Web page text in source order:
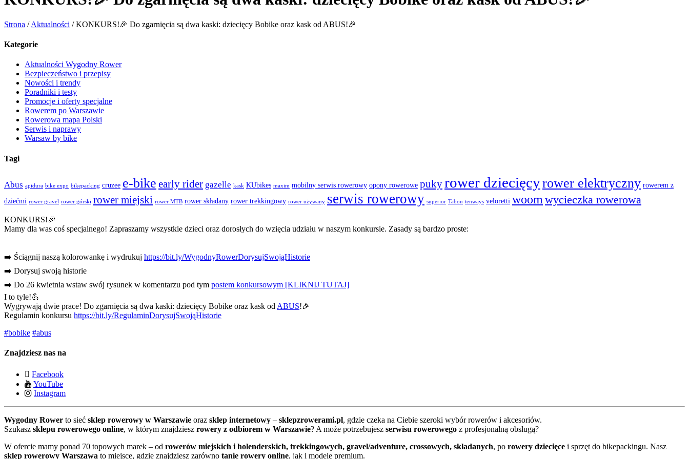
Strona /Aktualności /KONKURS!🎉 Do zgarnięcia są dwa kaski: dziecięcy Bobike oraz kask od ABUS!🎉
Kategorie
Aktualności Wygodny Rower
Bezpieczeństwo i przepisy
Nowości i trendy
Poradniki i testy
Promocje i oferty specjalne
Rowerem po Warszawie
Rowerowa mapa Polski
Serwis i naprawy
Warsaw by bike
Tagi
Abus apidura bike expo bikepacking cruzee e-bike early rider gazelle kask KUbikes maxim mobilny serwis rowerowy opony rowerowe pukyrower dziecięcyrower elektryczny rowerem z
dziećmi rower gravel rower górski rower miejski rower MTB rower składany rower trekkingowy rower używany serwis rowerowy superior Tabou tenways veloretti woom wycieczka rowerowa
KONKURS!🎉
Mamy dla was coś specjalnego! Zapraszamy wszystkie dzieci oraz dorosłych do wzięcia udziału w naszym konkursie. Zasady są bardzo proste:
➡️ Ściągnij naszą kolorowankę i wydrukuj https://bit.ly/WygodnyRowerDorysujSwojąHistorie
➡️ Dorysuj swoją historie
➡️ Do 26 kwietnia wstaw swój rysunek w komentarzu pod tym postem konkursowym [KLIKNIJ TUTAJ]
I to tyle!💪
Wygrywają dwie prace! Do zgarnięcia są dwa kaski: dziecięcy Bobike oraz kask od ABUS!🎉
Regulamin konkursu https://bit.ly/RegulaminDorysujSwojąHistorie
#bobike #abus
Znajdziesz nas na
Facebook
YouTube
Instagram
Wygodny Rower to sieć sklep rowerowy w Warszawie oraz sklep internetowy – sklepzrowerami.pl, gdzie czeka na Ciebie szeroki wybór rowerów i akcesoriów.
Szukasz sklepu rowerowego online, w którym znajdziesz rowery z odbiorem w Warszawie? A może potrzebujesz serwisu rowerowego z profesjonalną obsługą?
W ofercie mamy ponad 70 topowych marek – od rowerów miejskich i holenderskich, trekkingowych, gravel/adventure, crossowych, składanych, po rowery dziecięce i sprzęt do bikepackingu. Nasz
sklep rowerowy Warszawa to miejsce, gdzie znajdziesz zarówno tanie rowery online, jak i modele premium.